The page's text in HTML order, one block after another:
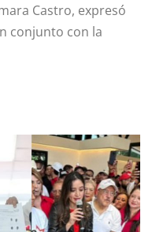
Castro, expresó
conjunto con la